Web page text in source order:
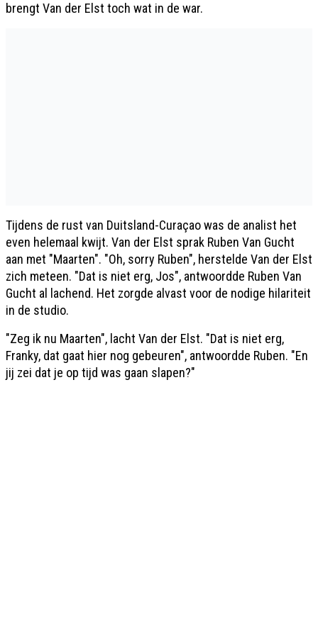
brengt Van der Elst toch wat in de war.
Tijdens de rust van Duitsland-Curaçao was de analist het
even helemaal kwijt. Van der Elst sprak Ruben Van Gucht
aan met "Maarten". "Oh, sorry Ruben", herstelde Van der Elst
zich meteen. "Dat is niet erg, Jos", antwoordde Ruben Van
Gucht al lachend. Het zorgde alvast voor de nodige hilariteit
in de studio.
"Zeg ik nu Maarten", lacht Van der Elst. "Dat is niet erg,
Franky, dat gaat hier nog gebeuren", antwoordde Ruben. "En
jij zei dat je op tijd was gaan slapen?"